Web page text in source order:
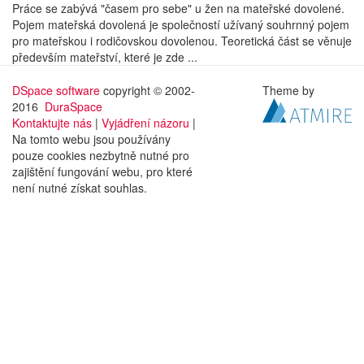
Práce se zabývá "časem pro sebe" u žen na mateřské dovolené.
Pojem mateřská dovolená je společností užívaný souhrnný pojem
pro mateřskou i rodičovskou dovolenou. Teoretická část se věnuje
především mateřství, které je zde ...
DSpace software copyright © 2002-
2016 DuraSpace
Kontaktujte nás | Vyjádření názoru |
Na tomto webu jsou používány
pouze cookies nezbytně nutné pro
zajištění fungování webu, pro které
není nutné získat souhlas.
Theme by